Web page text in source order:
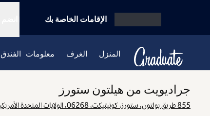
الإقامات الخاصة بك
المنزل الغرف معلومات الفندق
جراديويت من هيلتون ستورز
855 طريق بولتون، ستورز، كونيتيكت، 06268، الولايات المتحدة الأمريكية